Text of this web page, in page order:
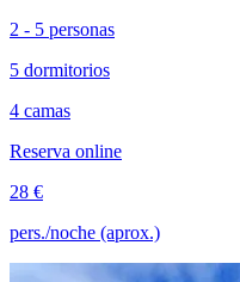
2 - 5 personas
5 dormitorios
4 camas
Reserva online
28 €
pers./noche (aprox.)